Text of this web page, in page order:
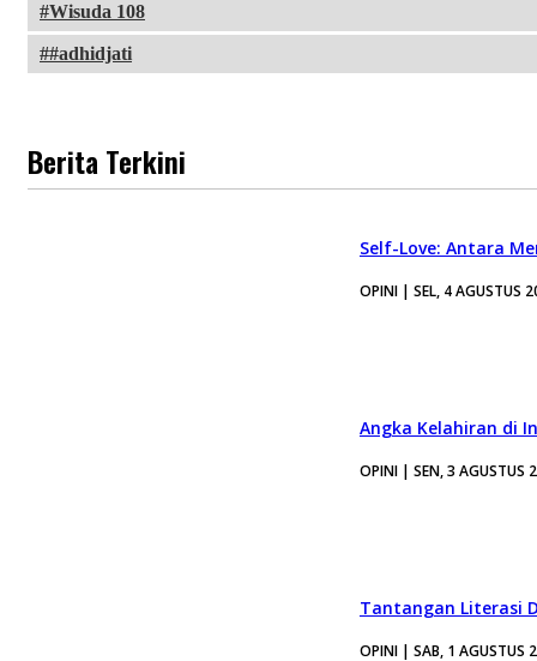
Wisuda 108
#adhidjati
Berita Terkini
Self-Love: Antara
OPINI | SEL, 4 AGUSTUS
Angka Kelahiran di
OPINI | SEN, 3 AGUSTUS
Tantangan Literasi
OPINI | SAB, 1 AGUSTUS